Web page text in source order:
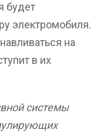
будет
электромобиля.
на
в их
системы